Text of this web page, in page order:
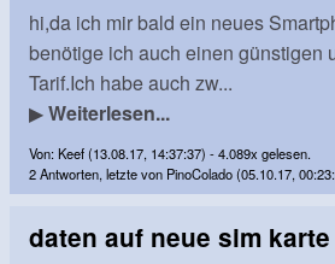
hi,da ich mir bald ein neues
benötige ich auch einen günstigen
Tarif.Ich habe auch zw...
▶Weiterlesen...
Von: Keef (13.08.17, 14:37:37) - 4.089x gelesen.
2 Antworten, letzte von PinoColado (05.10.17,
daten auf neue sim